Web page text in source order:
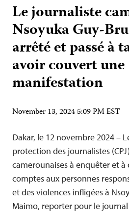
Le journaliste
Nsoyuka Guy-
arrêté et passé à
avoir couvert une
manifestation
November 13, 2024 5:09 PM EST
Dakar, le 12 novembre 2024 –
protection des journalistes
camerounaises à enquêter et à
comptes aux personnes
et des violences infligées à
Maimo, reporter pour le journal